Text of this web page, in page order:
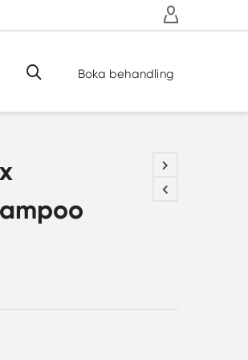
Boka behandling